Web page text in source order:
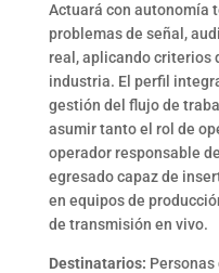
Actuará con autonomía
problemas de señal,
real, aplicando criterios
industria. El perfil
gestión del flujo de
asumir tanto el rol de
operador responsable
egresado capaz de
en equipos de
de transmisión en vivo.
Destinatarios: